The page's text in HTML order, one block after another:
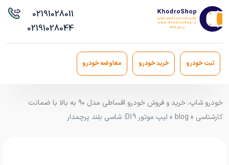
02191028011
02191028044
ثبت خودرو خرید خودرو معاوضه خودرو
خودرو شاپ، خرید و فروش خودرو اقساطی مدل ۹۰ به بالا با ضمانت
کارشناسی »
blog » لیپ موتور D19؛ شاسی بلند پرچمدار